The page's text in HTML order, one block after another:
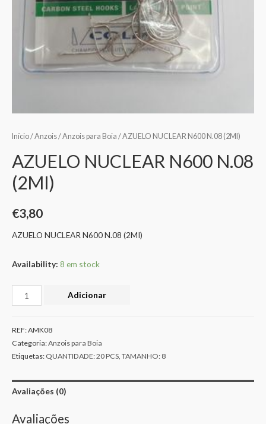
Início/Anzois/Anzois para Boia / AZUELO NUCLEAR N600 N.08 (2MI)
AZUELO NUCLEAR N600 N.08
(2MI)
€3,80
AZUELO NUCLEAR N600 N.08 (2MI)
Availability: 8 em stock
Adicionar
REF:AMK08
Categoria:Anzois para Boia
Etiquetas: QUANTIDADE: 20 PCS, TAMANHO: 8
Avaliações (0)
Avaliações